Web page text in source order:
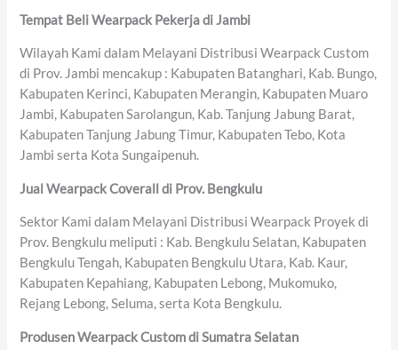
Tempat Beli Wearpack Pekerja di Jambi
Wilayah Kami dalam Melayani Distribusi Wearpack Custom
di Prov. Jambi mencakup : Kabupaten Batanghari, Kab. Bungo,
Kabupaten Kerinci, Kabupaten Merangin, Kabupaten Muaro
Jambi, Kabupaten Sarolangun, Kab. Tanjung Jabung Barat,
Kabupaten Tanjung Jabung Timur, Kabupaten Tebo, Kota
Jambi serta Kota Sungaipenuh.
Jual Wearpack Coverall di Prov. Bengkulu
Sektor Kami dalam Melayani Distribusi Wearpack Proyek di
Prov. Bengkulu meliputi : Kab. Bengkulu Selatan, Kabupaten
Bengkulu Tengah, Kabupaten Bengkulu Utara, Kab. Kaur,
Kabupaten Kepahiang, Kabupaten Lebong, Mukomuko,
Rejang Lebong, Seluma, serta Kota Bengkulu.
Produsen Wearpack Custom di Sumatra Selatan